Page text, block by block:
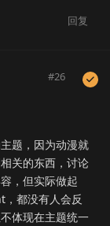
回复
#26
题，因为动漫就
关的东西，讨论
，但实际做起
，都没有人会反
体现在主题统一